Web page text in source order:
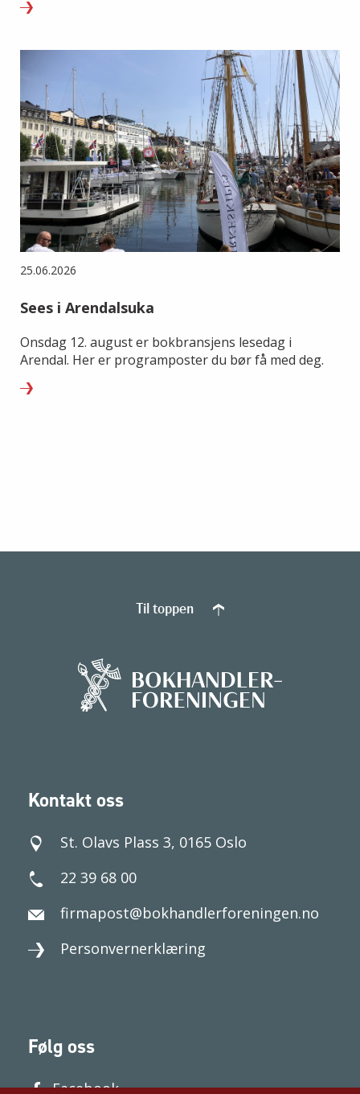
25.06.2026
Sees i Arendalsuka
Onsdag 12. august er bokbransjens lesedag i
Arendal. Her er programposter du bør få med deg.
Kontakt oss
St. Olavs Plass 3, 0165 Oslo
22 39 68 00
firmapost@bokhandlerforeningen.no
Personvernerklæring
Følg oss
Facebook
Til toppen